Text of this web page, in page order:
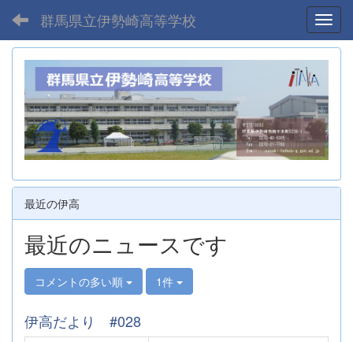
群馬県立伊勢崎高等学校
最近の伊高
最近のニュースです
コメントの多い順 1件
伊高だより #028